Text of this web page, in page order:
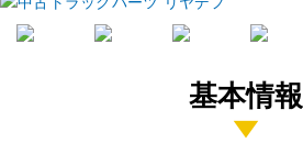
基本情報